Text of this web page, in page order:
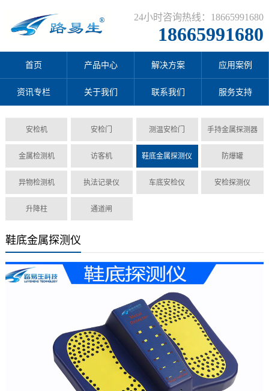
24小时咨询热线：18665991680
18665991680
首页 产品中心 解决方案 应用案例
资讯专栏 关于我们 联系我们 服务支持
安检机 安检门 测温安检门 手持金属探测器
金属检测机 访客机 鞋底金属探测仪 防爆罐
异物检测机 执法记录仪 车底安检仪 安检探测仪
升降柱 通道闸
鞋底金属探测仪